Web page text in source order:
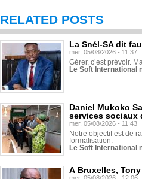
RELATED POSTS
La Snél-SA dit
mer, 05/08/2026 - 11:37
Gérer, c’est prévoir.
Le Soft International
Daniel Mukoko
services sociaux
mer, 05/08/2026 - 11:43
Notre objectif est de
formalisation.
Le Soft International
À Bruxelles,